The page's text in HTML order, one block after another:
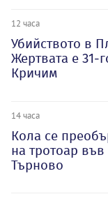
12 часа
Убийството в
Жертвата е 31-
Кричим
14 часа
Кола се
на тротоар
Търново